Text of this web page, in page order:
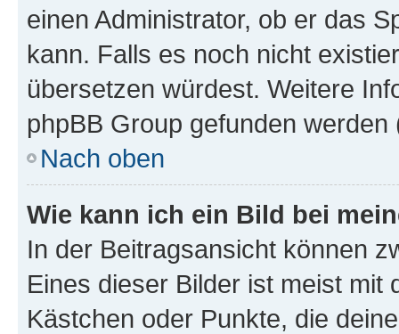
einen Administrator, ob er das
kann. Falls es noch nicht
übersetzen würdest. Weitere
phpBB Group gefunden
Nach oben
Wie kann ich ein Bild bei
In der Beitragsansicht können
Eines dieser Bilder ist meist mit
Kästchen oder Punkte, die